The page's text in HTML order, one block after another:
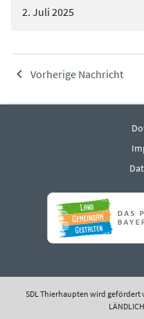
2. Juli 2025
Vorherige Nachricht
SDL Thierhaupten wird gefördert